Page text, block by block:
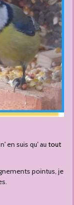
en suis qu' au tout
pointus, je